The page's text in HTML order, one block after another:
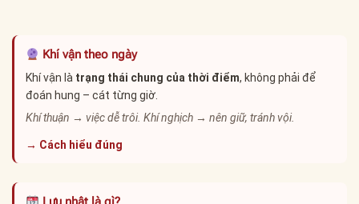
Khí vận theo ngày
Khí vận là trạng thái chung của thời điểm, không phải để
đoán hung – cát từng giờ.
Khí thuận → việc dễ trôi. Khí nghịch → nên giữ, tránh vội.
→ Cách hiểu đúng